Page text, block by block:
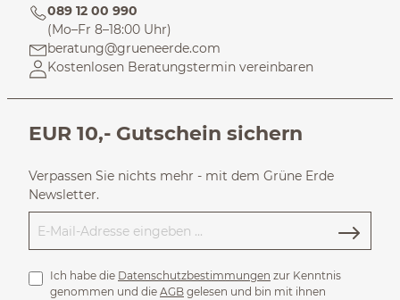
089 12 00 990
(Mo–Fr 8–18:00 Uhr)
beratung@grueneerde.com
Kostenlosen Beratungstermin vereinbaren
EUR 10,- Gutschein sichern
Verpassen Sie nichts mehr - mit dem Grüne Erde
Newsletter.
Ich habe die Datenschutzbestimmungen zur Kenntnis
genommen und die AGB gelesen und bin mit ihnen